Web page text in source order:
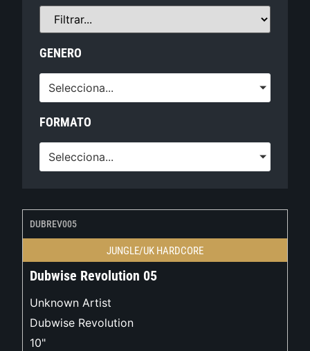
GENERO
Selecciona...
FORMATO
Selecciona...
DUBREV005
JUNGLE/UK HARDCORE
Dubwise Revolution 05
Unknown Artist
Dubwise Revolution
10"